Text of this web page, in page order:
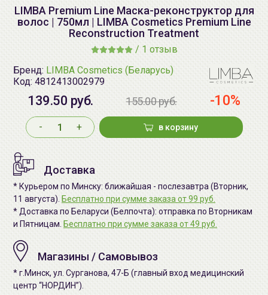
LIMBA Premium Line Маска-реконструктор для
волос | 750мл | LIMBA Cosmetics Premium Line
Reconstruction Treatment
/ 1 отзыв
Бренд: LIMBA Cosmetics (Беларусь)
Код: 4812413002979
139.50 руб. 155.00 руб. -10%
- + в корзину
Доставка
* Курьером по Минску: ближайшая - послезавтра (Вторник,
11 августа). Бесплатно при сумме заказа от 99 руб.
* Доставка по Беларуси (Белпочта): отправка по Вторникам
и Пятницам. Бесплатно при сумме заказа от 49 руб.
Магазины / Самовывоз
* г.Минск, ул. Сурганова, 47-Б (главный вход медицинский
центр “НОРДИН”).